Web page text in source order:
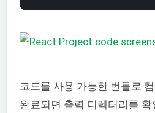
코드를 사용 가능한 번들로
완료되면 출력 디렉터리를 확